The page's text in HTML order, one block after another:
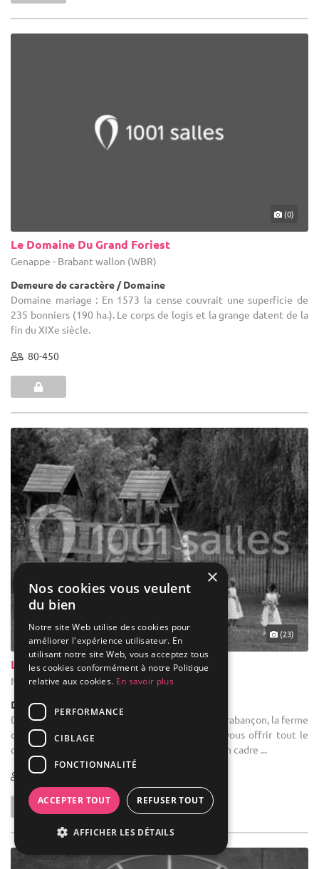
(0)
Le Domaine Du Grand Foriest
Genappe - Brabant wallon (WBR)
Demeure de caractère / Domaine
Domaine mariage : En 1573 la cense couvrait une superficie de
235 bonniers (190 ha.). Le corps de logis et la grange datent de la
fin du XIXe siècle.
80-450
(23)
La Ferme Des Oliviers
Nivelles - Brabant wallon (WBR)
Demeure de caractère / Domaine
Domaine mariage : Située au coeur d'un vallon brabançon, la ferme
des oliviers, a été entièrement rénovée pour vous offrir tout le
confort et les commodités modernes au sein d'un cadre ...
40-500
×
Nos cookies vous veulent
du bien
Notre site Web utilise des cookies pour
améliorer l'expérience utilisateur. En
utilisant notre site Web, vous acceptez tous
les cookies conformément à notre Politique
relative aux cookies. En savoir plus
PERFORMANCE
CIBLAGE
FONCTIONNALITÉ
ACCEPTER TOUT REFUSER TOUT
AFFICHER LES DÉTAILS